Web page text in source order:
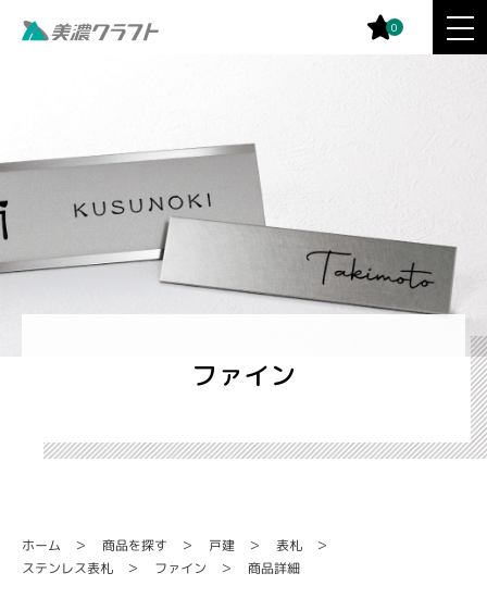
0
ファイン
ホーム 商品を探す 戸建 表札
ステンレス表札 ファイン 商品詳細